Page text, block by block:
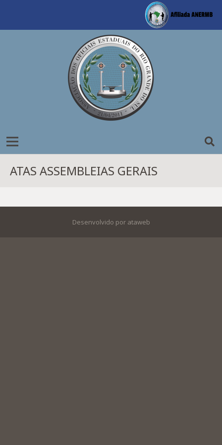
ATAS ASSEMBLEIAS GERAIS
Desenvolvido por ataweb